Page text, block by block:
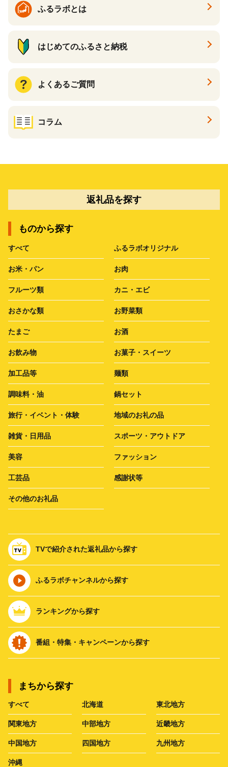
ふるラボとは
はじめてのふるさと納税
よくあるご質問
コラム
返礼品を探す
ものから探す
すべて ふるラボオリジナル
お米・パン お肉
フルーツ類 カニ・エビ
おさかな類 お野菜類
たまご お酒
お飲み物 お菓子・スイーツ
加工品等 麺類
調味料・油 鍋セット
旅行・イベント・体験 地域のお礼の品
雑貨・日用品 スポーツ・アウトドア
美容 ファッション
工芸品 感謝状等
その他のお礼品
TVで紹介された返礼品から探す
ふるラボチャンネルから探す
ランキングから探す
番組・特集・キャンペーンから探す
まちから探す
すべて 北海道 東北地方
関東地方 中部地方 近畿地方
中国地方 四国地方 九州地方
沖縄